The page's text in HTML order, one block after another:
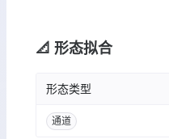
📐 形态拟合
形态类型
通道